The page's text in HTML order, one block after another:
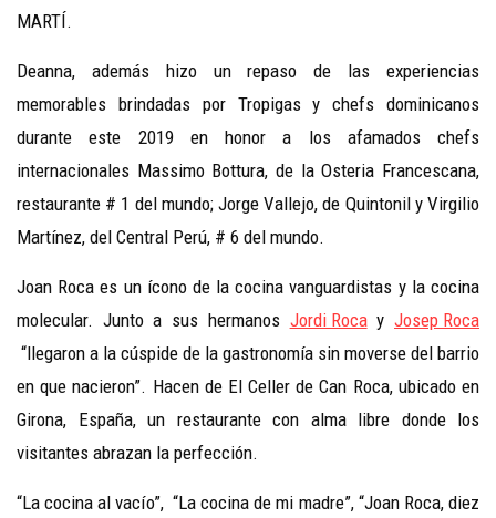
MARTÍ.
Deanna, además hizo un repaso de las experiencias
memorables brindadas por Tropigas y chefs dominicanos
durante este 2019 en honor a los afamados chefs
internacionales Massimo Bottura, de la Osteria Francescana,
restaurante # 1 del mundo; Jorge Vallejo, de Quintonil y Virgilio
Martínez, del Central Perú, # 6 del mundo.
Joan Roca es un ícono de la cocina vanguardistas y la cocina
molecular. Junto a sus hermanos Jordi RocayJosep Roca
“llegaron a la cúspide de la gastronomía sin moverse del barrio
en que nacieron”. Hacen de El Celler de Can Roca, ubicado en
Girona, España, un restaurante con alma libre donde los
visitantes abrazan la perfección.
“La cocina al vacío”, “La cocina de mi madre”, “Joan Roca, diez